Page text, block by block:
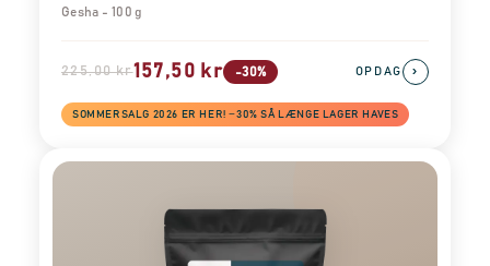
Gesha - 100 g
225,00 kr157,50 kr -30%
SOMMERSALG 2026 ER HER! −30% SÅ LÆNGE LAGER HAVES
OPDAG ›